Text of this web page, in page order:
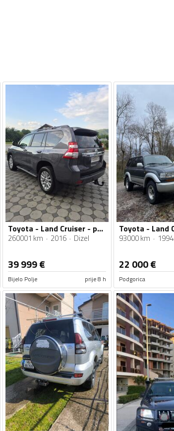
Toyota - Land Cruiser - prado
260001 km 2016 Dizel
39 999€
Bijelo Polje prije 8 h
93000 km 1994
22 000€
Podgorica